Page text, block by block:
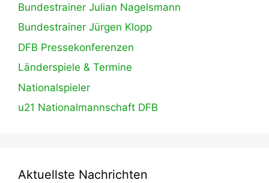
Bundestrainer Julian Nagelsmann
Bundestrainer Jürgen Klopp
DFB Pressekonferenzen
Länderspiele & Termine
Nationalspieler
u21 Nationalmannschaft DFB
Aktuellste Nachrichten